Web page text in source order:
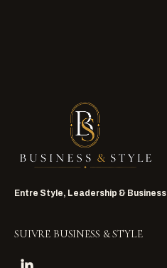
Entre Style, Leadership & Business
SUIVRE BUSINESS & STYLE